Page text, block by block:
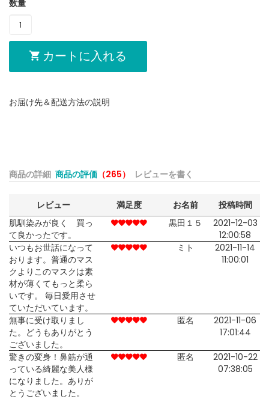
数量
カートに入れる
お届け先＆配送方法の説明
商品の詳細 商品の評価 （265） レビューを書く
レビュー 満足度 お名前
投稿時間
肌馴染みが良く 買っ
て良かったです。
黒田１５
2021-12-03
12:00:58
いつもお世話になって
おります。普通のマス
クよりこのマスクは素
材が薄くてもっと柔ら
いです。 毎日愛用させ
ていただいています。
ミト
2021-11-14
11:00:01
無事に受け取りまし
た。どうもありがとう
ございました。
匿名
2021-11-06
17:01:44
驚きの変身！鼻筋が通
っている綺麗な美人様
になりました。ありが
とうございました。
匿名
2021-10-22
07:38:05